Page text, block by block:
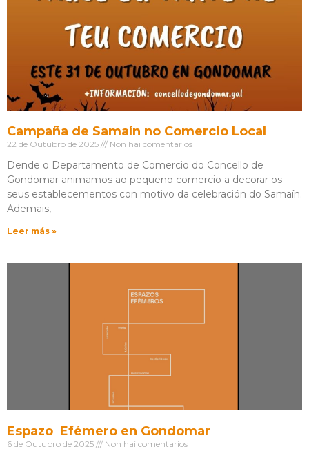
Campaña de Samaín no Comercio Local
22 de Outubro de 2025 Non hai comentarios
Dende o Departamento de Comercio do Concello de
Gondomar animamos ao pequeno comercio a decorar os
seus establecementos con motivo da celebración do Samaín.
Ademais,
Leer más »
Espazo Efémero en Gondomar
6 de Outubro de 2025 Non hai comentarios